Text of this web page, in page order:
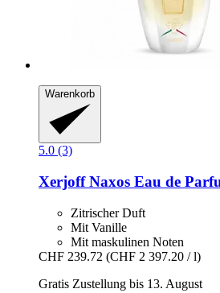
Warenkorb
5.0 (3)
XerjoffNaxos Eau de
Zitrischer Duft
Mit Vanille
Mit maskulinen Noten
CHF 239.72 (CHF 2 397.20 / l)
Gratis Zustellung bis 13. August